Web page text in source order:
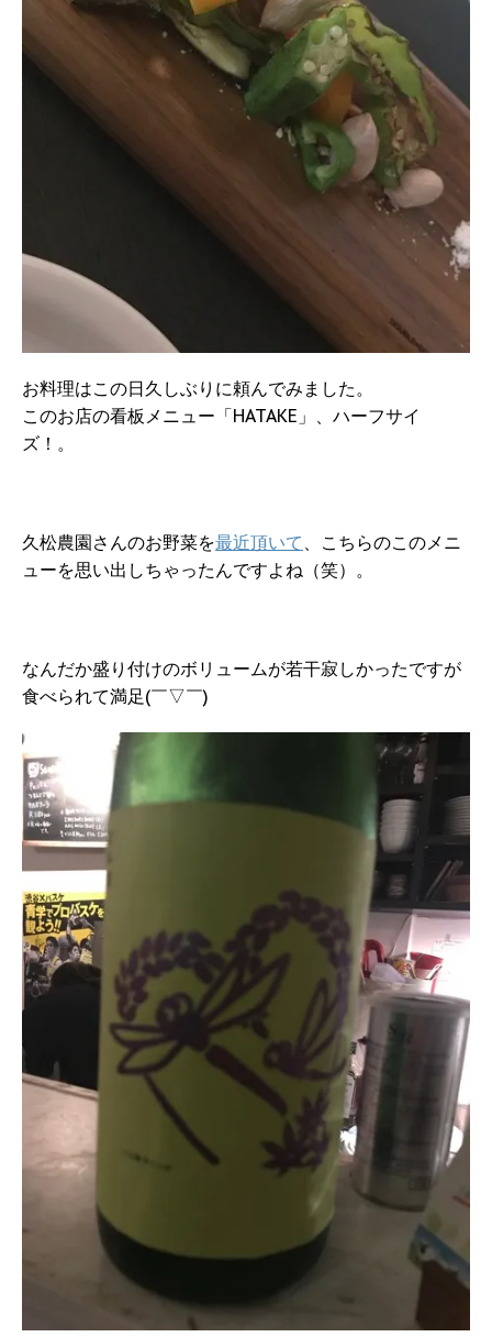
お料理はこの日久しぶりに頼んでみました。
このお店の看板メニュー「HATAKE」、ハーフサイ
ズ！。
久松農園さんのお野菜を最近頂いて 、こちらのこのメニ
ューを思い出しちゃったんですよね（笑）。
なんだか盛り付けのボリュームが若干寂しかったですが
食べられて満足(￣▽￣)